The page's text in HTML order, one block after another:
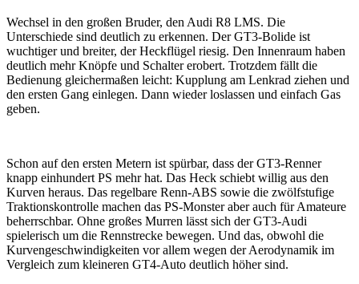
Wechsel in den großen Bruder, den Audi R8 LMS. Die
Unterschiede sind deutlich zu erkennen. Der GT3-Bolide ist
wuchtiger und breiter, der Heckflügel riesig. Den Innenraum haben
deutlich mehr Knöpfe und Schalter erobert. Trotzdem fällt die
Bedienung gleichermaßen leicht: Kupplung am Lenkrad ziehen und
den ersten Gang einlegen. Dann wieder loslassen und einfach Gas
geben.
Schon auf den ersten Metern ist spürbar, dass der GT3-Renner
knapp einhundert PS mehr hat. Das Heck schiebt willig aus den
Kurven heraus. Das regelbare Renn-ABS sowie die zwölfstufige
Traktionskontrolle machen das PS-Monster aber auch für Amateure
beherrschbar. Ohne großes Murren lässt sich der GT3-Audi
spielerisch um die Rennstrecke bewegen. Und das, obwohl die
Kurvengeschwindigkeiten vor allem wegen der Aerodynamik im
Vergleich zum kleineren GT4-Auto deutlich höher sind.